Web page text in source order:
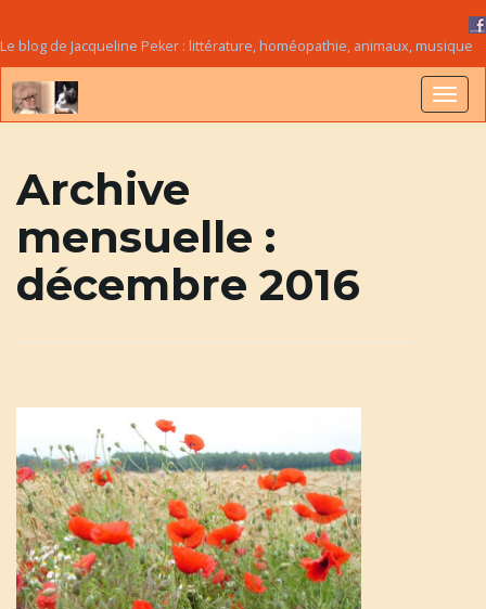
Le blog de Jacqueline Peker : littérature, homéopathie, animaux, musique
Archive
mensuelle :
décembre 2016